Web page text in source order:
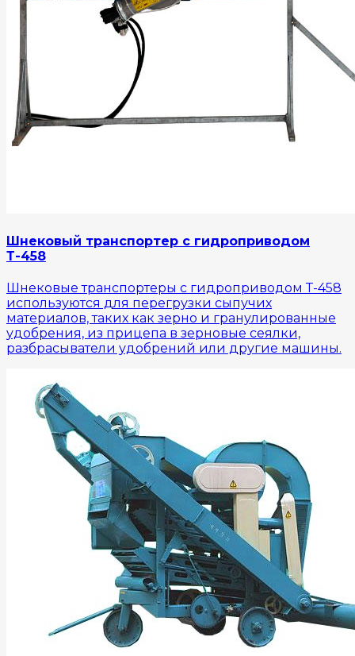
Шнековый транспортер с гидроприводом
Т-458
Шнековые транспортеры с гидроприводом Т-458
используются для перегрузки сыпучих
материалов, таких как зерно и гранулированные
удобрения, из прицепа в зерновые сеялки,
разбрасыватели удобрений или другие машины.